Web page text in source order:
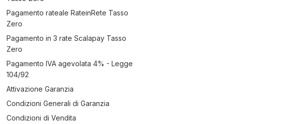
Pagamento rateale RateinRete Tasso
Zero
Pagamento in 3 rate Scalapay Tasso
Zero
Pagamento IVA agevolata 4% - Legge
104/92
Attivazione Garanzia
Condizioni Generali di Garanzia
Condizioni di Vendita